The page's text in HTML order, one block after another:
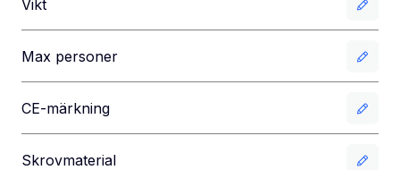
Vikt
Max personer
CE-märkning
Skrovmaterial